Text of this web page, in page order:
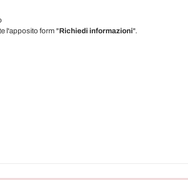
l'apposito form "Richiedi informazioni".